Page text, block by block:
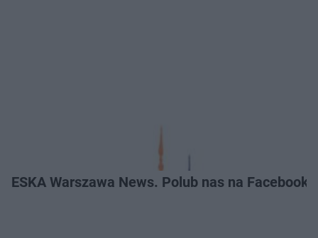
ESKA Warszawa News. Polub nas na